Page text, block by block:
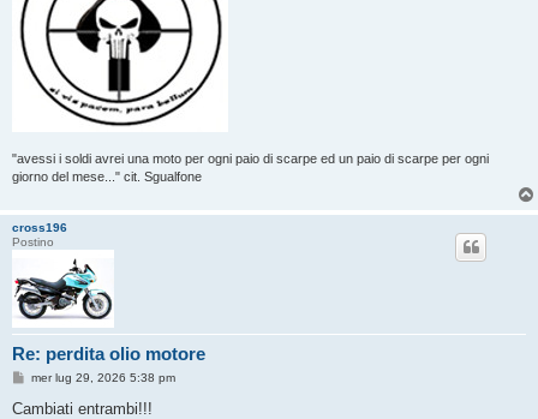
"avessi i soldi avrei una moto per ogni paio di scarpe ed un paio di scarpe per ogni
giorno del mese..." cit. Sgualfone
cross196
Postino
Re: perdita olio motore
M
s
mer lug 29, 2026 5:38 pm
Cambiati entrambi!!!